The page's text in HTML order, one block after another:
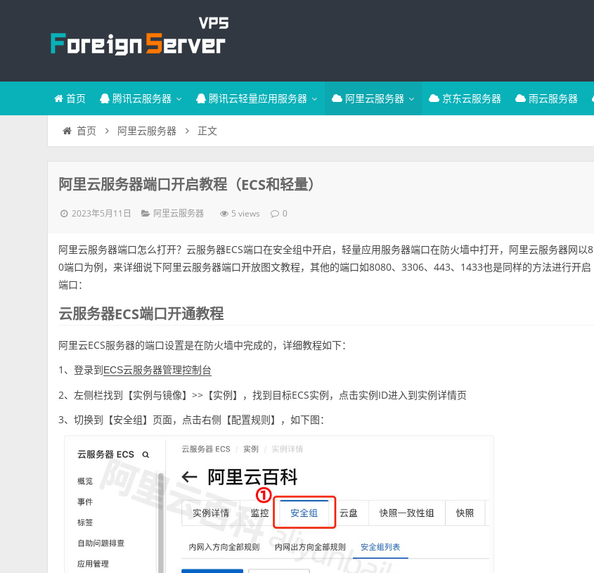
首页 腾讯云服务器 腾讯云轻量应用服务器 阿里云服务器 京东云服务器 雨云服务器
首页 阿里云服务器 正文
阿里云服务器端口开启教程（ECS和轻量）
2023年5月11日 阿里云服务器 5 views 0
阿里云服务器端口怎么打开？云服务器ECS端口在安全组中开启，轻量应用服务器端口在防火墙中打开，阿里云服务器网以8
0端口为例，来详细说下阿里云服务器端口开放图文教程，其他的端口如8080、3306、443、1433也是同样的方法进行开启
端口：
云服务器ECS端口开通教程
阿里云ECS服务器的端口设置是在防火墙中完成的，详细教程如下：
1、登录到ECS云服务器管理控制台
2、左侧栏找到【实例与镜像】>>【实例】，找到目标ECS实例，点击实例ID进入到实例详情页
3、切换到【安全组】页面，点击右侧【配置规则】，如下图：